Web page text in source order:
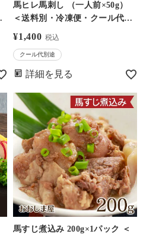
馬ヒレ馬刺し （一人前×50g）
＜送料別・冷凍便・クール代別
＞※希少部位のためお一人様5
（おおしまや）【0308435】
¥1,400 税込
クール代別途
詳細を見る
馬すじ煮込み 200g×1パック ＜